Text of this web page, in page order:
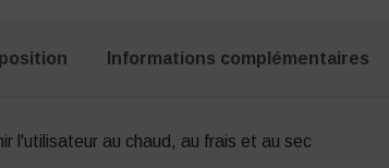
Informations complémentaires
l'utilisateur au chaud, au frais et au sec